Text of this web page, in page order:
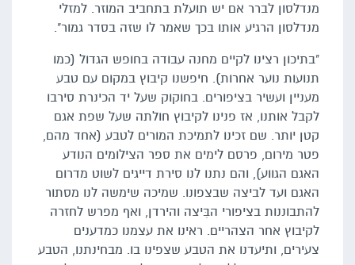
מנדלסון לברר אם יש תועלת בתחביב המוזר. למזלי
מנדלסון הרגיע אותו בכך שאמר לו שזה בסדר גמור".
"בתיכון רצינו לקיים מחנה עבודה בחופש הגדול (כמו
תנועות נוער אחרות). חיפשנו קיבוץ במקום עם טבע
מעניין ועשיר בציפורים. בחוקוק שעל יד הכינרת סירבו
לקבל אותנו, אז פנינו לקיבוץ חולתה שעל שפת אגם
קטן יותר. שם זכינו לתמיכת המורים לטבע (אחד מהם,
פטר מירום, פרסם לימים את ספר הצילומים הנודע
האגם הגווע), והם נתנו לנו סירת דייגים לשוט מדרום
האגם ועד לביצה שבצפונו. שמיכה שימשה לנו מסתור
להתבוננות בציפורי הבִּיצה והירדן, ואף מפרש לחזרה
לקיבוץ אחר הצהריים. ראינו את עצמנו כמדענים
צעירים, ותיעדנו את הטבע שצפינו בו. מבחינתנו, הטבע